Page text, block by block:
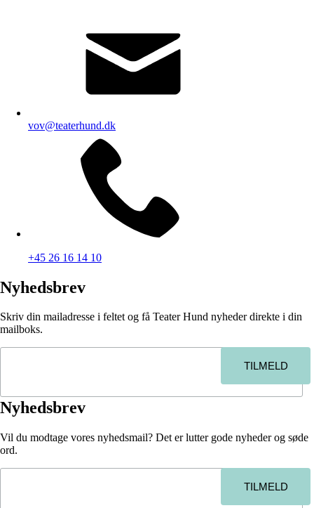
vov@teaterhund.dk
+45 26 16 14 10
Nyhedsbrev
Skriv din mailadresse i feltet og få Teater Hund nyheder direkte i din
mailboks.
Nyhedsbrev
Vil du modtage vores nyhedsmail? Det er lutter gode nyheder og søde
ord.